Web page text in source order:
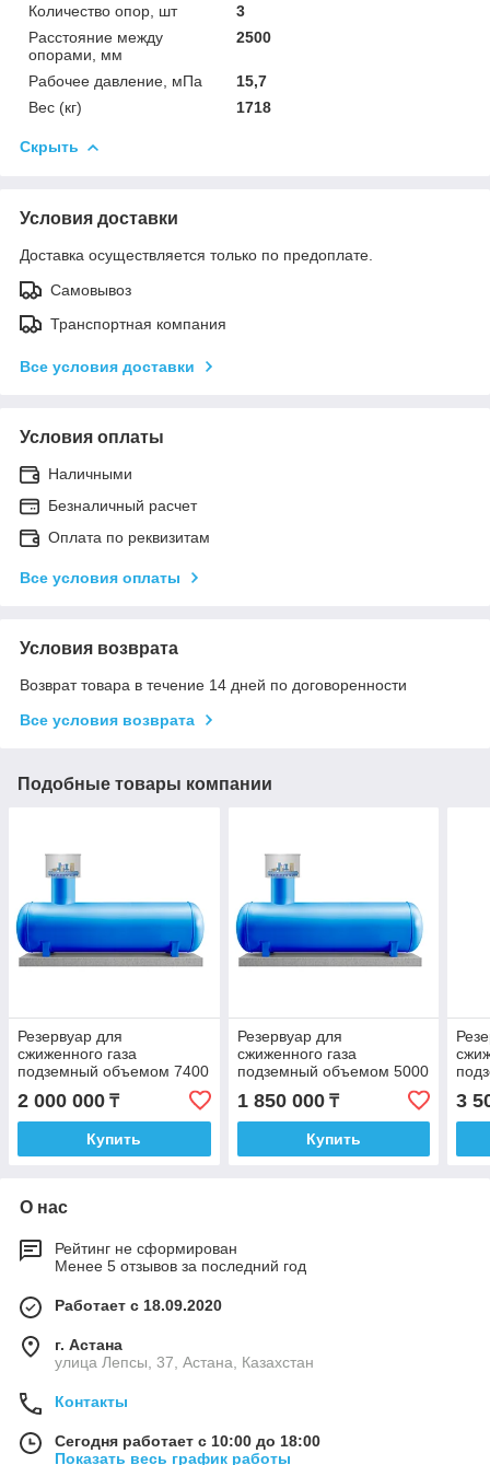
Количество опор, шт
3
Расстояние между
опорами, мм
2500
Рабочее давление, мПа
15,7
Вес (кг)
1718
Скрыть
Условия доставки
Доставка осуществляется только по предоплате.
Самовывоз
Транспортная компания
Все условия доставки
Условия оплаты
Наличными
Безналичный расчет
Оплата по реквизитам
Все условия оплаты
Условия возврата
Возврат товара в течение 14 дней по договоренности
Все условия возврата
Подобные товары компании
Резервуар для
сжиженного газа
подземный объемом 7400
литров с высокой
горловиной
2 000 000 ₸
Купить
Резервуар для
сжиженного газа
подземный объемом 5000
литров с высокой
горловиной
1 850 000₸
Купить
3
О нас
Рейтинг не сформирован
Менее 5 отзывов за последний год
Работает с 18.09.2020
г. Астана
улица Лепсы, 37, Астана, Казахстан
Контакты
Сегодня работает с 10:00 до 18:00
Показать весь график работы